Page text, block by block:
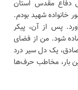
دفاع مقدس استان
خانواده‌ شهید بودم.
پس از آن، پیکر
شود. من از فضای
یک دل سیر درد
بار، مخاطب حرف‌ها